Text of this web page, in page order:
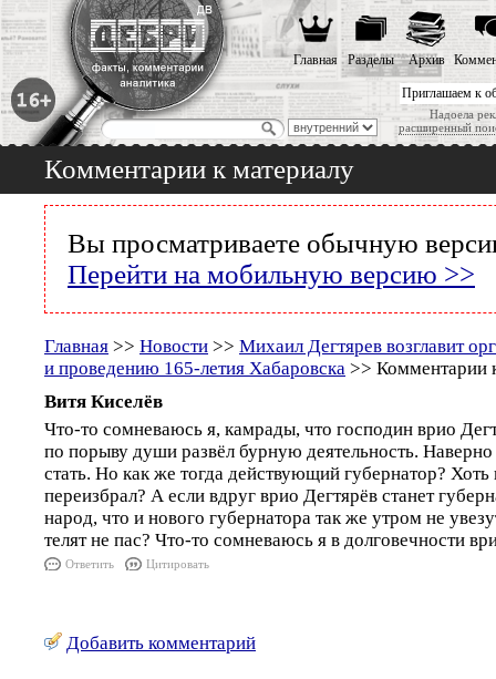
Приглашаем к
Надоела
расширенный
Главная Разделы Архив
Комментарии к материалу
Вы просматриваете обычную
Перейти на мобильную версию >>
Главная >> Новости >> Михаил Дегтярев возглавит
и проведению 165-летия Хабаровска >> Комментарии
Витя Киселёв
Что-то сомневаюсь я, камрады, что господин врио
по порыву души развёл бурную деятельность. Наверно
стать. Но как же тогда действующий губернатор?
переизбрал? А если вдруг врио Дегтярёв станет
народ, что и нового губернатора так же утром не
телят не пас? Что-то сомневаюсь я в долговечности
Ответить Цитировать
Добавить комментарий